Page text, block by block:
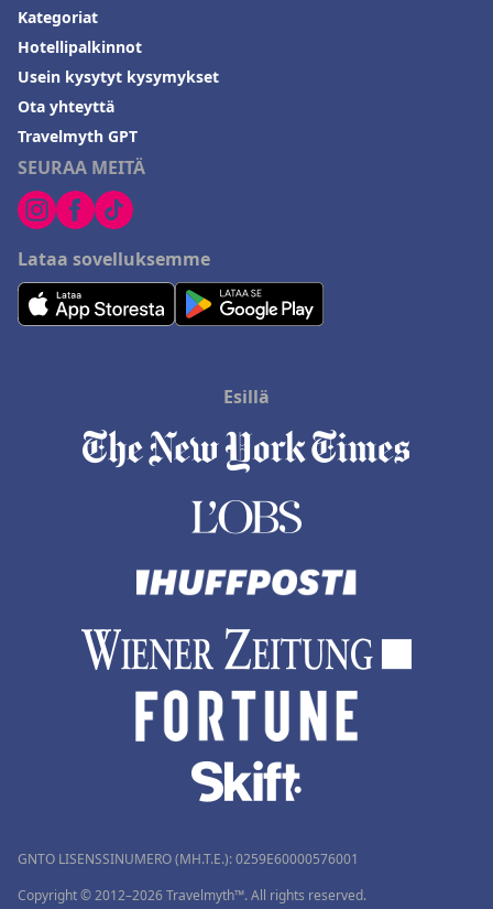
SEURAA MEITÄ
Lataa sovelluksemme
Kategoriat
Hotellipalkinnot
Usein kysytyt kysymykset
Ota yhteyttä
Travelmyth GPT
Esillä
GNTO LISENSSINUMERO (MH.T.E.): 0259Ε60000576001
Copyright © 2012–2026 Travelmyth™. All rights reserved.